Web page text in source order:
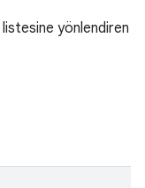
listesine yönlendiren